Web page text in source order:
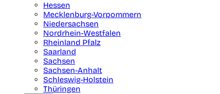
Hessen
Mecklenburg-Vorpommern
Niedersachsen
Nordrhein-Westfalen
Rheinland Pfalz
Saarland
Sachsen
Sachsen-Anhalt
Schleswig-Holstein
Thüringen